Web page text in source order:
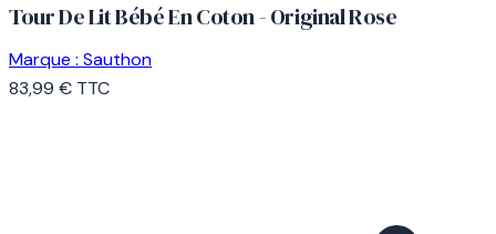
Tour De Lit Bébé En Coton - Original Rose
Marque : Sauthon
83,99 € TTC